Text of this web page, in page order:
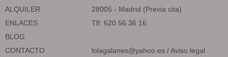
ALQUILER
ENLACES
BLOG
CONTACTO
28005 - Madrid (Previa cita)
Tlf: 620 56 36 16
lolagalanes@yahoo.es /Aviso legal